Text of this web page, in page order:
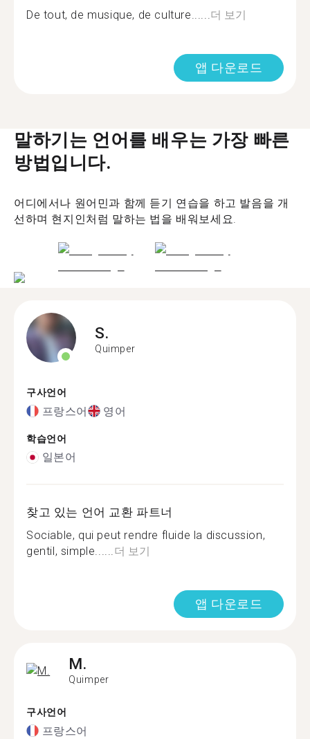
De tout, de musique, de culture...... 더 보기
앱 다운로드
말하기는 언어를 배우는 가장 빠른
방법입니다.
어디에서나 원어민과 함께 듣기 연습을 하고 발음을 개
선하며 현지인처럼 말하는 법을 배워보세요.
S.
Quimper
구사언어
프랑스어 영어
학습언어
일본어
찾고 있는 언어 교환 파트너
Sociable, qui peut rendre fluide la discussion,
gentil, simple......더 보기
앱 다운로드
M.
Quimper
구사언어
프랑스어